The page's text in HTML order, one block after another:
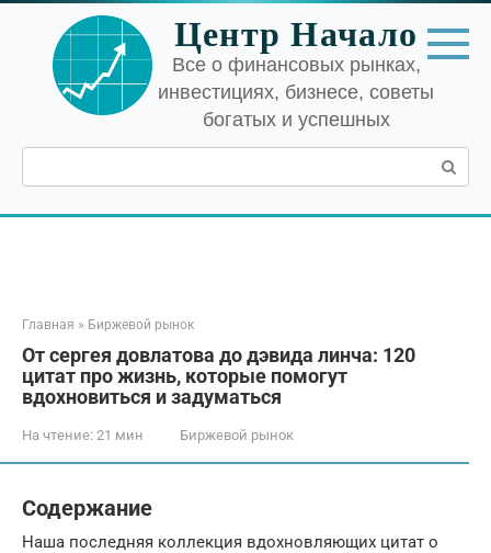
Перейти
контенту
Центр Начало
Все о финансовых рынках,
инвестициях, бизнесе, советы
богатых и успешных
Поиск:
Главная » Биржевой рынок
От сергея довлатова до дэвида линча: 120
цитат про жизнь, которые помогут
вдохновиться и задуматься
На чтение: 21 мин Биржевой рынок
Содержание
Наша последняя коллекция вдохновляющих цитат о